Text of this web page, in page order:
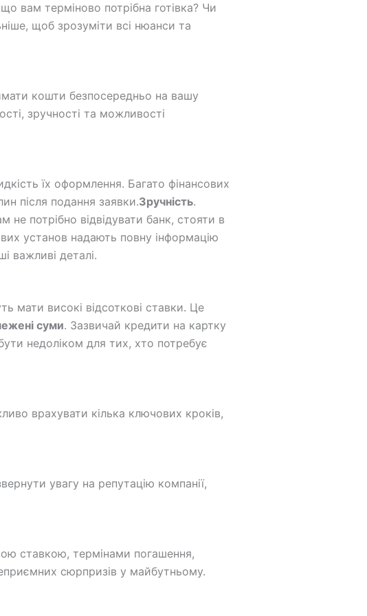
вам терміново потрібна готівка? Чи
щоб зрозуміти всі нюанси та
кошти безпосередньо на вашу
зручності та можливості
їх оформлення. Багато фінансових
після подання заявки.Зручність.
потрібно відвідувати банк, стояти в
установ надають повну інформацію
важливі деталі.
мати високі відсоткові ставки. Це
суми. Зазвичай кредити на картку
недоліком для тих, хто потребує
врахувати кілька ключових кроків,
увагу на репутацію компанії,
ставкою, термінами погашення,
сюрпризів у майбутньому.